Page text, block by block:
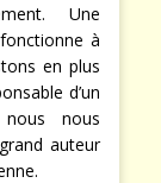
Une
à
en plus
d’un
nous
auteur